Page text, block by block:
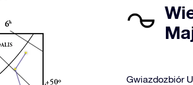
Gwiazdozbiór